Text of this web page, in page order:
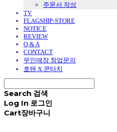
주문서 작성
TV
FLAGSHIP-STORE
NOTICE
REVIEW
Q & A
CONTACT
무인매장 창업문의
호텐 X 쿤타치
Search 검색
Log In 로그인
Cart장바구니